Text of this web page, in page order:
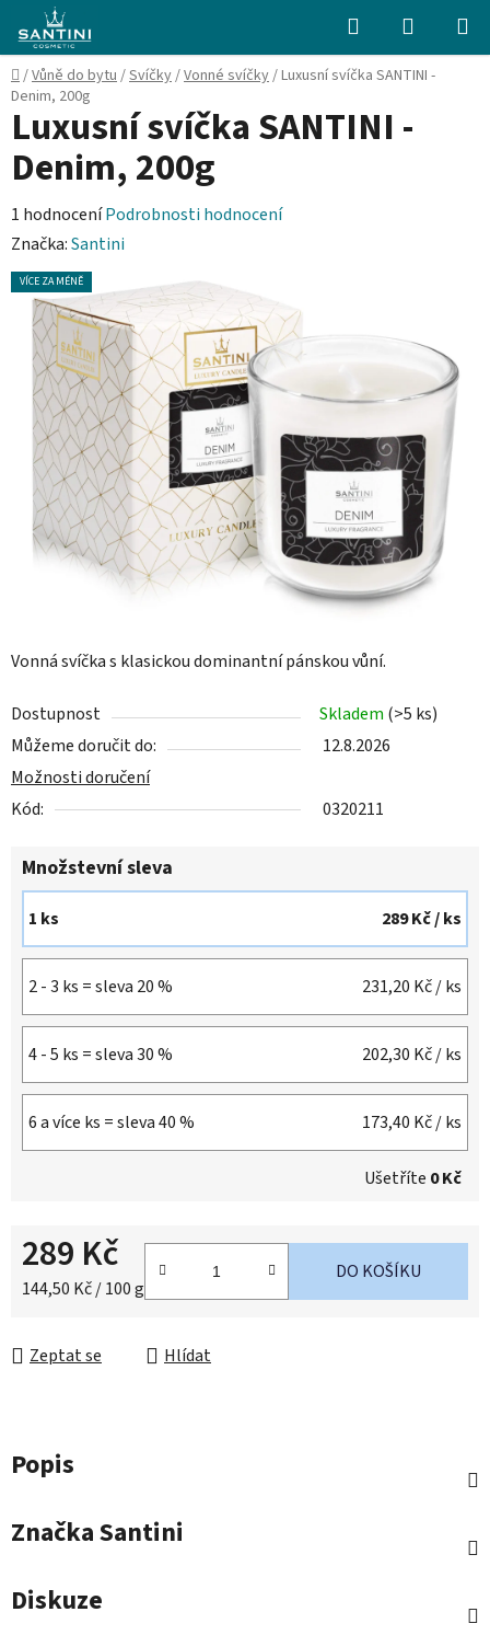
obsah
Hledat
KOŠÍK
Domů
/Vůně do bytu/Svíčky/Vonné svíčky/Luxusní svíčka SANTINI -
Denim, 200g
Vonná svíčka s klasickou dominantní pánskou vůní.
Dostupnost Skladem (>5 ks)
Můžeme doručit do:
12.8.2026
Možnosti doručení
Kód:
0320211
Množstevní sleva
1 ks 289 Kč/ ks
2 - 3 ks = sleva 20 % 231,20 Kč/ ks
4 - 5 ks = sleva 30 % 202,30 Kč/ ks
6 a více ks = sleva 40 % 173,40 Kč/ ks
Ušetříte 0 Kč
289 Kč
Měrná cena:
144,50 Kč / 100 g
DO KOŠÍKU
Zeptat se Hlídat
Luxusní svíčka SANTINI -
Denim, 200g
Průměrné
hodnocení
produktu
hvězdiček.
1 hodnoceníPodrobnosti hodnocení
Značka:Santini
VÍCE ZA MÉNĚ
Popis
ZnačkaSantini
Diskuze